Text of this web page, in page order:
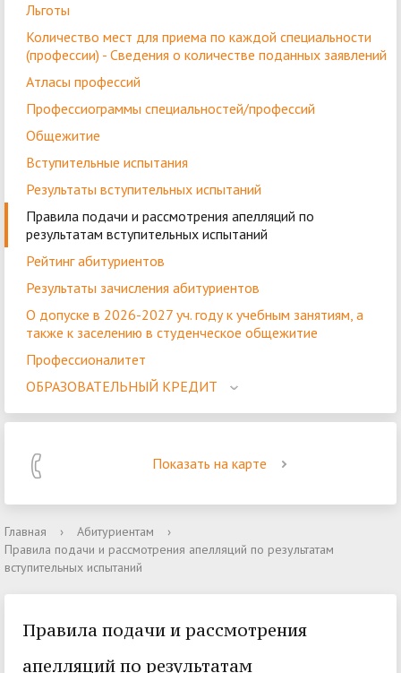
Льготы
Количество мест для приема по каждой специальности
(профессии) - Сведения о количестве поданных заявлений
Атласы профессий
Профессиограммы специальностей/профессий
Общежитие
Вступительные испытания
Результаты вступительных испытаний
Правила подачи и рассмотрения апелляций по
результатам вступительных испытаний
Рейтинг абитуриентов
Результаты зачисления абитуриентов
О допуске в 2026-2027 уч. году к учебным занятиям, а
также к заселению в студенческое общежитие
Профессионалитет
ОБРАЗОВАТЕЛЬНЫЙ КРЕДИТ
Показать на карте
Главная › Абитуриентам
›
Правила подачи и рассмотрения апелляций по результатам
вступительных испытаний
Правила подачи и рассмотрения
апелляций по результатам